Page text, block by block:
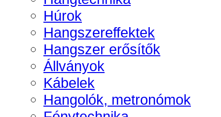
Húrok
Hangszereffektek
Hangszer erősítők
Állványok
Kábelek
Hangolók, metronómok